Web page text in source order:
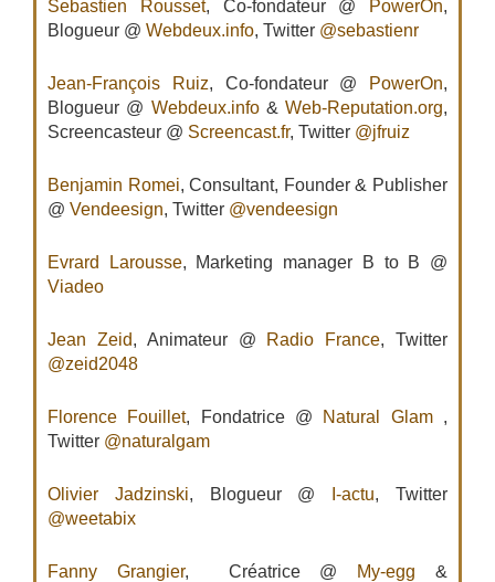
Sebastien Rousset, Co-fondateur @ PowerOn,
Blogueur @ Webdeux.info, Twitter @sebastienr
Jean-François Ruiz, Co-fondateur @ PowerOn,
Blogueur @ Webdeux.info& Web-Reputation.org,
Screencasteur @ Screencast.fr, Twitter @jfruiz
Benjamin Romei, Consultant, Founder & Publisher
@ Vendeesign, Twitter @vendeesign
Evrard Larousse, Marketing manager B to B @
Viadeo
Jean Zeid, Animateur @ Radio France, Twitter
@zeid2048
Florence Fouillet, Fondatrice @ Natural Glam,
Twitter @naturalgam
Olivier Jadzinski, Blogueur @ I-actu, Twitter
@weetabix
Fanny Grangier, Créatrice @ My-egg &